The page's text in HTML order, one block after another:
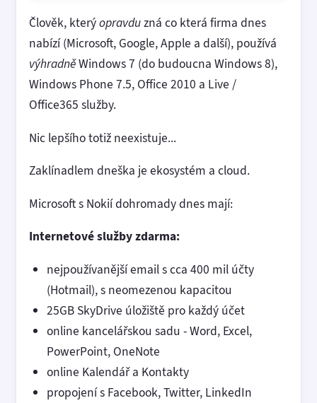
Člověk, kterýopravduzná co která firma dnes
nabízí (Microsoft, Google, Apple a další), používá
výhradněWindows 7 (do budoucna Windows 8),
Windows Phone 7.5, Office 2010 a Live /
Office365 služby.
Nic lepšího totiž neexistuje...
Zaklínadlem dneška je ekosystém a cloud.
Microsoft s Nokií dohromady dnes mají:
Internetové služby zdarma:
nejpoužívanější email s cca 400 mil účty
(Hotmail), s neomezenou kapacitou
25GB SkyDrive úložiště pro každý účet
online kancelářskou sadu - Word, Excel,
PowerPoint, OneNote
online Kalendář a Kontakty
propojení s Facebook, Twitter, LinkedIn